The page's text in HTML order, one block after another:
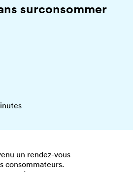
surconsommer
un rendez-vous
consommateurs.